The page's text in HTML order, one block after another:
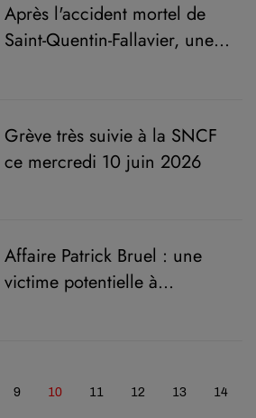
Après l'accident mortel de
Saint-Quentin-Fallavier, une
Grève très suivie à la SNCF
ce mercredi 10 juin 2026
Affaire Patrick Bruel : une
victime potentielle à
9 10 11 12 13 14